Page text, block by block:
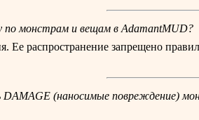
по монстрам и вещам в AdamantMUD?
Ее распространение запрещено
DAMAGE (наносимые повреждение)